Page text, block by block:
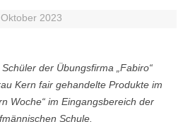
2023
der Übungsfirma „Fabiro“
Kern fair gehandelte Produkte im
Woche“ im Eingangsbereich der
Schule.